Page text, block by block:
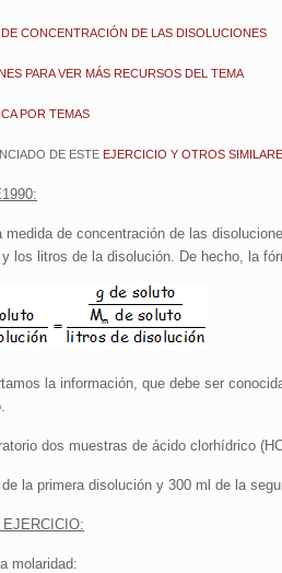
CONCENTRACIÓN DE LAS DISOLUCIONES
PARA VER MÁS RECURSOS DEL TEMA
POR TEMAS
DE ESTE EJERCICIO Y OTROS
medida de concentración de las
los litros de la disolución. De hecho, la
la información, que debe ser
dos muestras de ácido clorhídrico
la primera disolución y 300 ml de la
EJERCICIO:
molaridad: